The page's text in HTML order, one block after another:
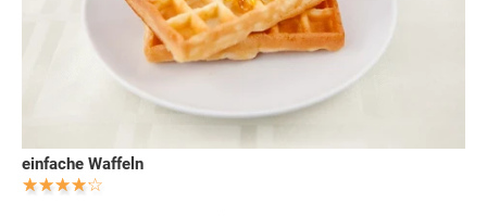
einfache Waffeln